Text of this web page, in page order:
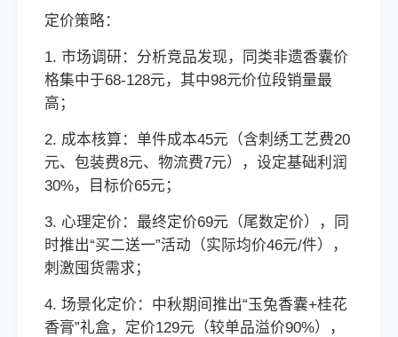
定价策略：
1. 市场调研：分析竞品发现，同类非遗香囊价
格集中于68-128元，其中98元价位段销量最
高；
2. 成本核算：单件成本45元（含刺绣工艺费20
元、包装费8元、物流费7元），设定基础利润
30%，目标价65元；
3. 心理定价：最终定价69元（尾数定价），同
时推出“买二送一”活动（实际均价46元/件），
刺激囤货需求；
4. 场景化定价：中秋期间推出“玉兔香囊+桂花
香膏”礼盒，定价129元（较单品溢价90%），